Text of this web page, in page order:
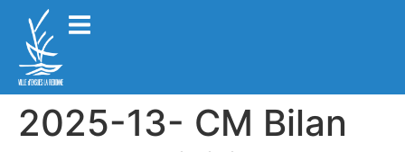
2025-13- CM Bilan